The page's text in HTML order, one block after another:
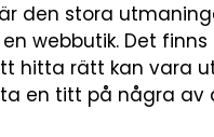
den stora
webbutik. Det
hitta rätt kan vara
en titt på några